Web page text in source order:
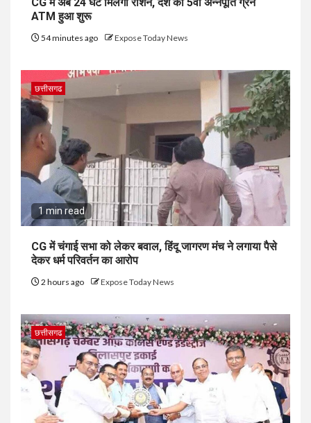
ATM हुआ शुरू
54 minutes ago Expose Today News
छत्तीसगढ
1 min read
CG में चंगाई सभा को लेकर बवाल, हिंदू जागरण मंच ने लगाया पैसे
देकर धर्म परिवर्तन का आरोप
2 hours ago Expose Today News
छत्तीसगढ